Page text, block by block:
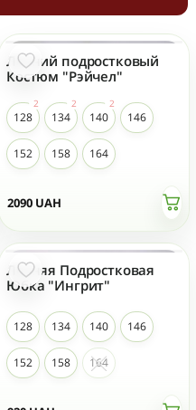
НОВЫЙ
2090 UAH
Летний подростковый
Костюм "Рэйчел"
128 134 140 146
152 158 164
НОВЫЙ
Летняя Подростковая
Юбка "Ингрит"
128 134 140 146
152 158 164